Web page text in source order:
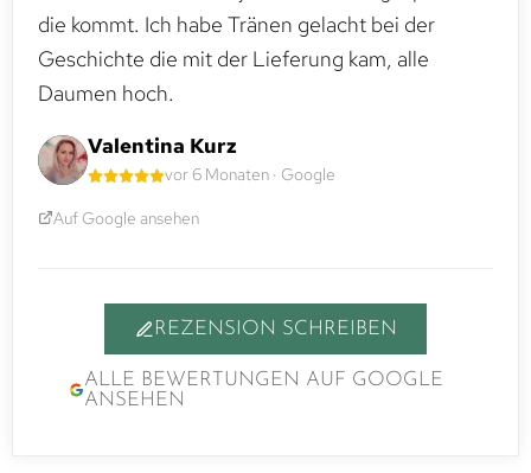
die kommt. Ich habe Tränen gelacht bei der
Geschichte die mit der Lieferung kam, alle
Daumen hoch.
Valentina Kurz
vor 6 Monaten · Google
Auf Google ansehen
REZENSION SCHREIBEN
ALLE BEWERTUNGEN AUF GOOGLE
ANSEHEN